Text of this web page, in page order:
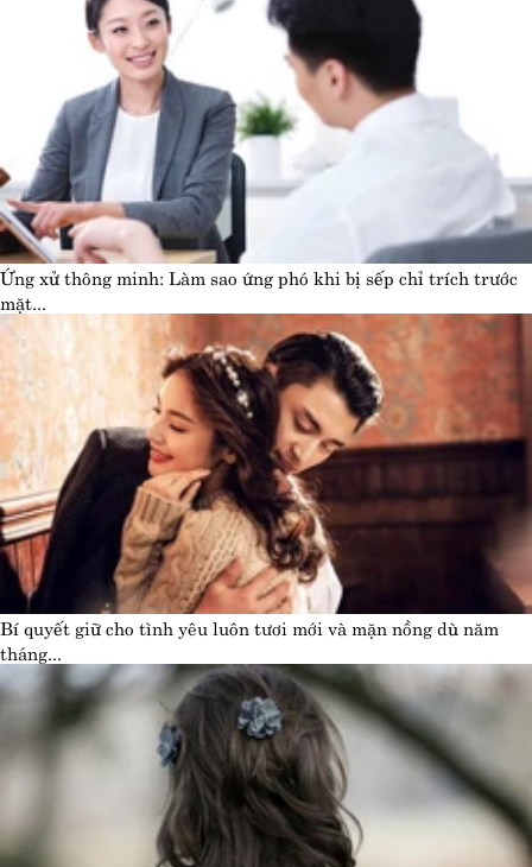
Ứng xử thông minh: Làm sao ứng phó khi bị sếp chỉ trích trước
mặt...
Bí quyết giữ cho tình yêu luôn tươi mới và mặn nồng dù năm
tháng...